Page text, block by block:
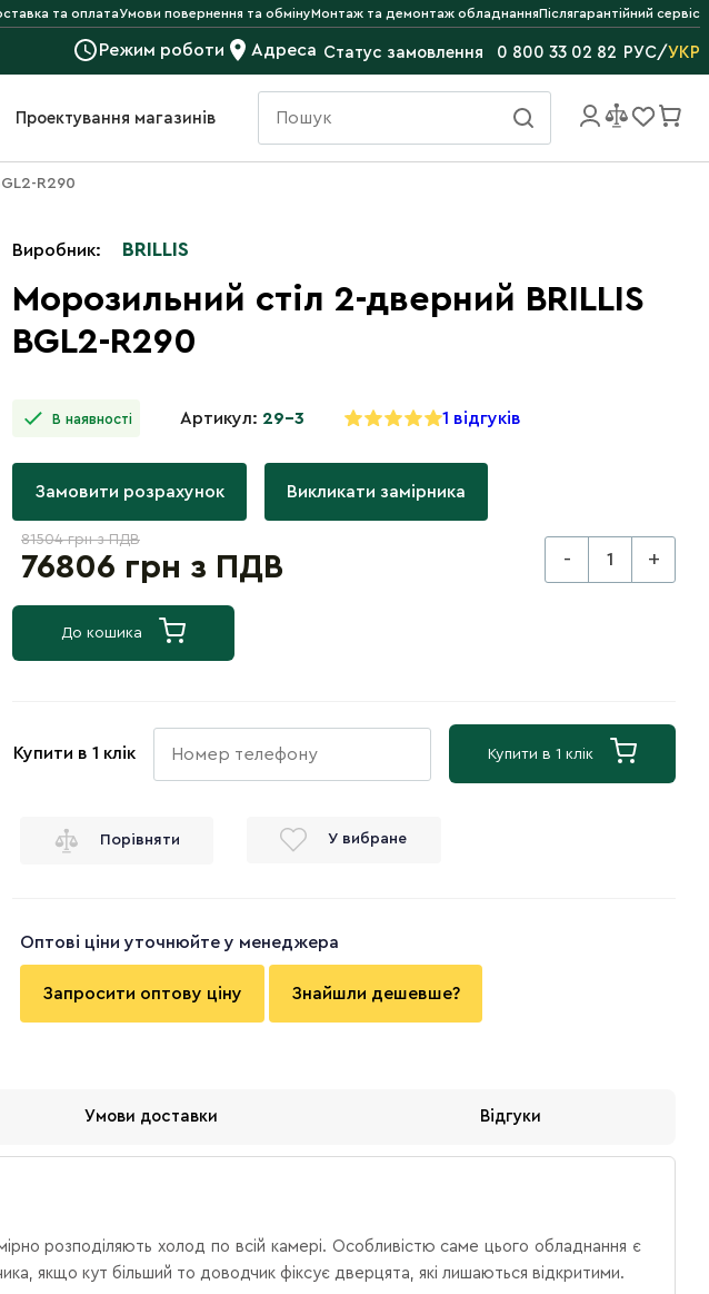
та оплатаУмови повернення та обмінуМонтаж та демонтаж обладнанняПіслягарантійний сервіс
Режим роботи Адреса Статус замовлення 0 800 33 02 82 РУС/УКР
Проектування магазинів
R290
Виробник: BRILLIS
Морозильний стіл 2-дверний BRILLIS
BGL2-R290
В наявності Артикул: 29-3 1 відгуків
Замовити розрахунок Викликати замірника
81504 грн з ПДВ
76806 грн з ПДВ - +
До кошика
Купити в 1 клік Купити в 1 клік
Порівняти У вибране
Оптові ціни уточнюйте у менеджера
Запросити оптову ціну Знайшли дешевше?
Умови доставки Відгуки
розподіляють холод по всій камері. Особливістю саме цього обладнання є
якщо кут більший то доводчик фіксує дверцята, які лишаються відкритими.